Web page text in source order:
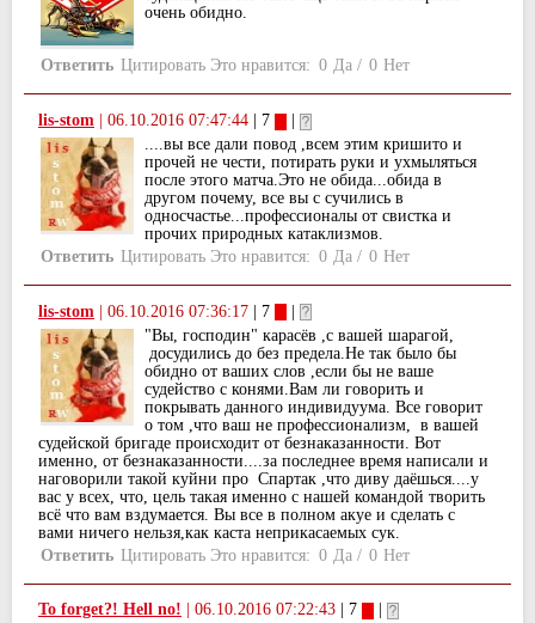
очень обидно.
Ответить Цитировать Это нравится: 0 Да / 0 Нет
lis-stom 06.10.2016 07:47:44 | 7
....вы все дали повод ,всем этим кришито и
прочей не чести, потирать руки и ухмыляться
после этого матча.Это не обида...обида в
другом почему, все вы с сучились в
односчастье...профессионалы от свистка и
прочих природных катаклизмов.
Ответить Цитировать Это нравится: 0 Да / 0 Нет
lis-stom | 06.10.2016 07:36:17 | 7
|
"Вы, господин" карасёв ,с вашей шарагой,
досудились до без предела.Не так было бы
обидно от ваших слов ,если бы не ваше
судейство с конями.Вам ли говорить и
покрывать данного индивидуума. Все говорит
о том ,что ваш не профессионализм, в вашей
судейской бригаде происходит от безнаказанности. Вот
именно, от безнаказанности....за последнее время написали и
наговорили такой куйни про Спартак ,что диву даёшься....у
вас у всех, что, цель такая именно с нашей командой творить
всё что вам вздумается. Вы все в полном акуе и сделать с
вами ничего нельзя,как каста неприкасаемых сук.
Ответить Цитировать Это нравится: 0 Да / 0 Нет
To forget?! Hell no! 06.10.2016 07:22:43 | 7